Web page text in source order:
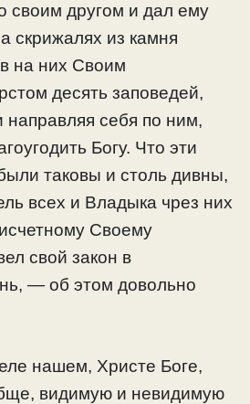
своим другом и дал ему
скрижалях из камня
на них Своим
десять заповедей,
себя по ним,
Богу. Что эти
таковы и столь дивны,
всех и Владыка чрез них
Своему
свой закон в
— об этом довольно
нашем, Христе Боге,
видимую и невидимую